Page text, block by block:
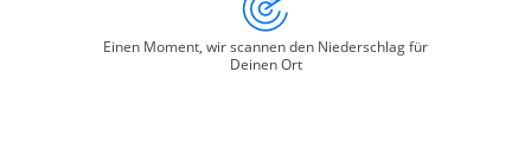
Einen Moment, wir scannen den Niederschlag für
Deinen Ort